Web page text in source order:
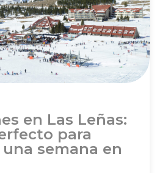
en Las Leñas:
para
semana en